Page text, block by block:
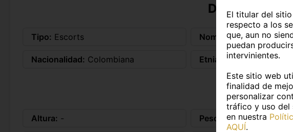
DATOS
Tipo: Escorts Nombre: Sara
Nacionalidad: Colombiana Etnia: Latina
DATOS
Altura: - Peso: -
El titular del
respecto a los
que, aun no
puedan
intervinientes.
Este sitio web
finalidad de
personalizar
tráfico y uso del
en nuestra
AQUÍ.